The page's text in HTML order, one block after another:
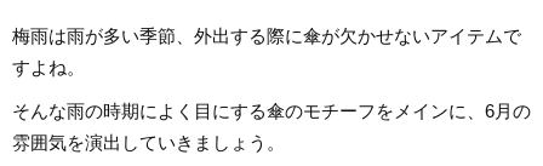
梅雨は雨が多い季節、外出する際に傘が欠かせないアイテムで
すよね。
そんな雨の時期によく目にする傘のモチーフをメインに、6月の
雰囲気を演出していきましょう。